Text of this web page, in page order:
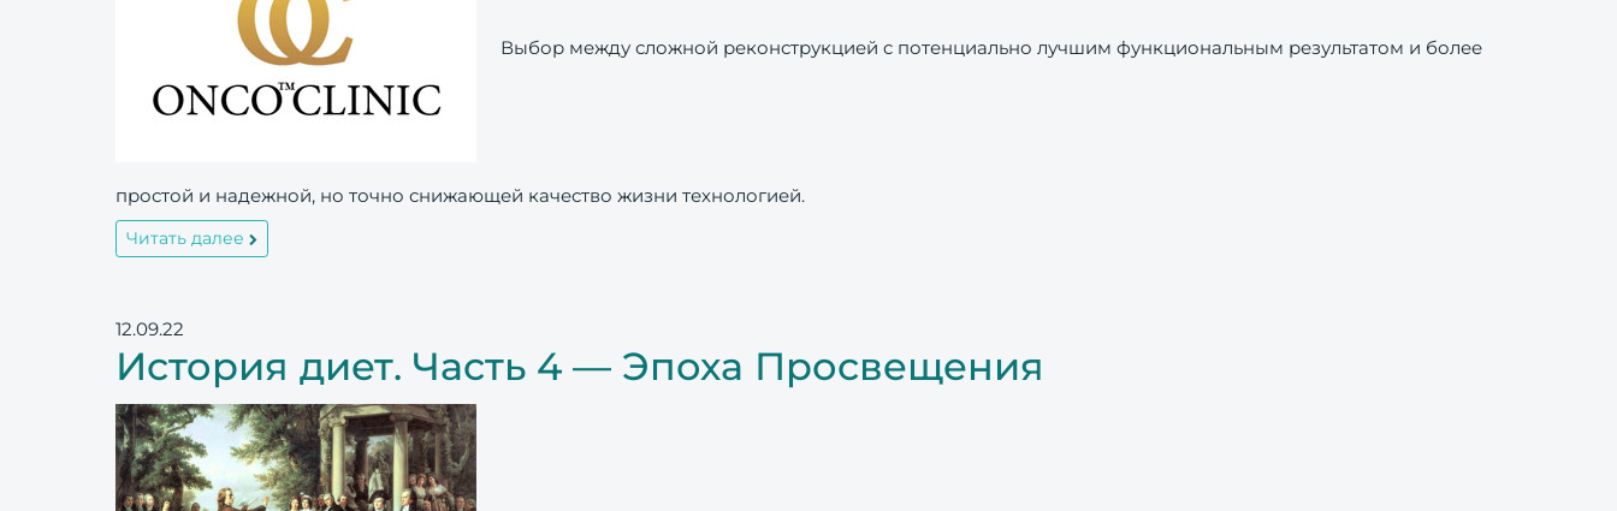
Выбор между сложной реконструкцией c потенциально лучшим функциональным результатом и более
простой и надежной, но точно снижающей качество жизни технологией.
Читать далее
12.09.22
История диет. Часть 4 — Эпоха Просвещения